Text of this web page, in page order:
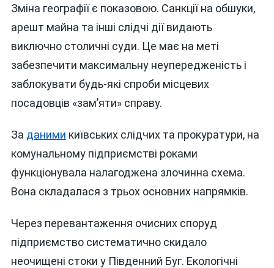
Зміна географії є показовою. Санкції на обшуки,
арешт майна та інші слідчі дії видають
виключно столичні суди. Це має на меті
забезпечити максимальну неупередженість і
заблокувати будь-які спроби місцевих
посадовців «зам’яти» справу.
За даними київських слідчих та прокуратури, на
комунальному підприємстві роками
функціонувала налагоджена злочинна схема.
Вона складалася з трьох основних напрямків.
Через перевантаження очисних споруд
підприємство систематично скидало
неочищені стоки у Південний Буг. Екологічні